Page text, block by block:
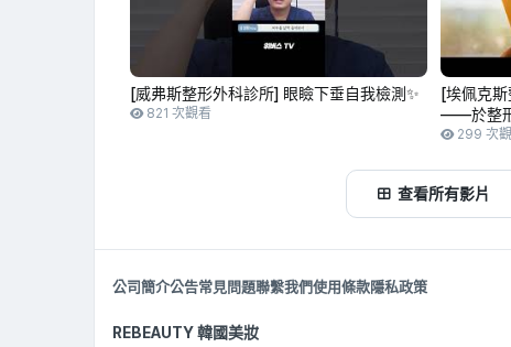
[威弗斯整形外科診所] 眼瞼下垂自我檢測✨
821 次觀看
[埃佩克
——於整
299 次
查看所有影片
公司簡介公告常見問題聯繫我們使用條款隱私政策
REBEAUTY 韓國美妝